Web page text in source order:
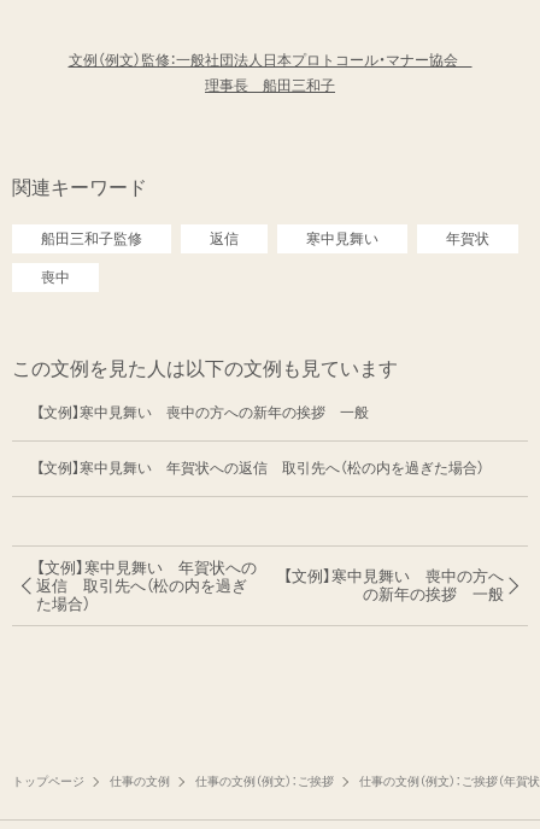
文例（例文）監修：一般社団法人日本プロトコール・マナー協会
理事長 船田三和子
関連キーワード
船田三和子監修 返信 寒中見舞い 年賀状
喪中
この文例を見た人は以下の文例も見ています
【文例】寒中見舞い 喪中の方への新年の挨拶 一般
【文例】寒中見舞い 年賀状への返信 取引先へ（松の内を過ぎた場合）
【文例】寒中見舞い 年賀状への
返信 取引先へ（松の内を過ぎ
た場合）
【文例】寒中見舞い 喪中の方へ
の新年の挨拶 一般
トップページ 仕事の文例 仕事の文例（例文）：ご挨拶 仕事の文例（例文）：ご挨拶（年賀